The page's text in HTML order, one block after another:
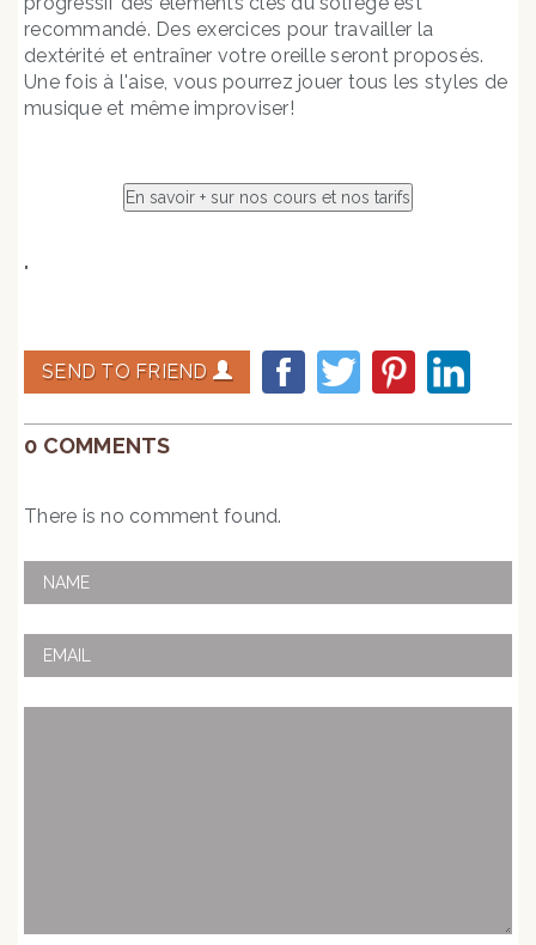
recommandé. Des exercices pour travailler la
dextérité et entraîner votre oreille seront proposés.
Une fois à l'aise, vous pourrez jouer tous les styles de
musique et même improviser!
"
SEND TO FRIEND
0 COMMENTS
There is no comment found.